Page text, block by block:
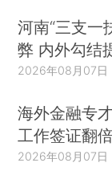
河南“三支一
弊 内外勾结
2026年08月07日
海外金融专
工作签证翻
2026年08月07日